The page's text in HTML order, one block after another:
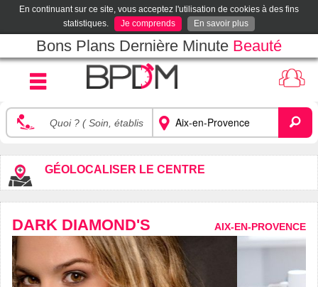
En continuant sur ce site, vous acceptez l'utilisation de cookies à des fins
statistiques.
Je comprends En savoir plus
Bons Plans Dernière Minute Beauté
GÉOLOCALISER LE CENTRE
DARK DIAMOND'S AIX-EN-PROVENCE